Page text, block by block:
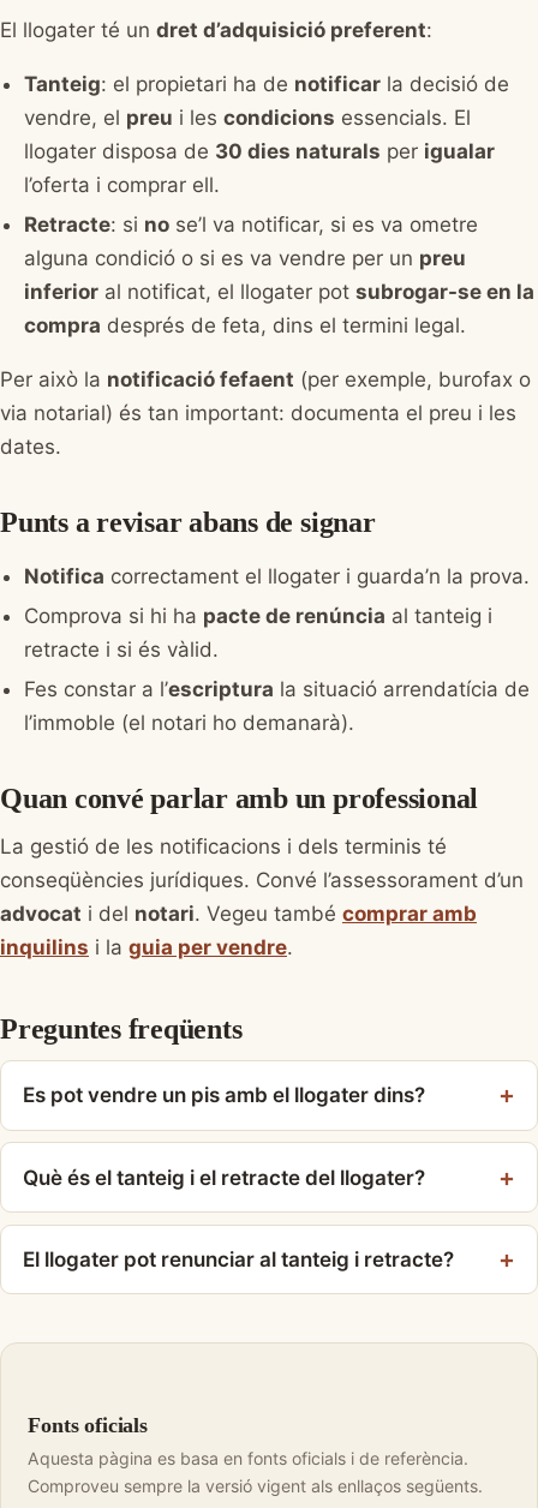
El llogater té un dret d’adquisició preferent:
Tanteig: el propietari ha de notificar la decisió de
vendre, el preu i les condicions essencials. El
llogater disposa de 30 dies naturals per igualar
l’oferta i comprar ell.
Retracte: si no se’l va notificar, si es va ometre
alguna condició o si es va vendre per un preu
inferior al notificat, el llogater pot subrogar-se en la
compra després de feta, dins el termini legal.
Per això la notificació fefaent (per exemple, burofax o
via notarial) és tan important: documenta el preu i les
dates.
Punts a revisar abans de signar
Notifica correctament el llogater i guarda’n la prova.
Comprova si hi ha pacte de renúncia al tanteig i
retracte i si és vàlid.
Fes constar a l’escriptura la situació arrendatícia de
l’immoble (el notari ho demanarà).
Quan convé parlar amb un professional
La gestió de les notificacions i dels terminis té
conseqüències jurídiques. Convé l’assessorament d’un
advocat i del notari. Vegeu també comprar amb
inquilins i la guia per vendre.
Preguntes freqüents
Es pot vendre un pis amb el llogater dins?
Què és el tanteig i el retracte del llogater?
El llogater pot renunciar al tanteig i retracte?
Fonts oficials
Aquesta pàgina es basa en fonts oficials i de referència.
Comproveu sempre la versió vigent als enllaços següents.